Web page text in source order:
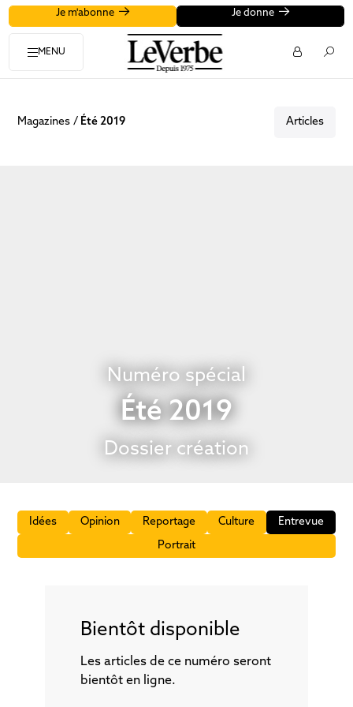
Je m'abonne Je donne
MENU
Magazines Été 2019 Articles
Numéro spécial
Été 2019
Dossier création
Idées Opinion Reportage Culture
Entrevue
Portrait
Bientôt disponible
Les articles de ce numéro seront
bientôt en ligne.